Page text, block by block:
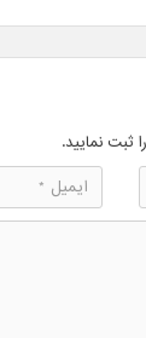
ثبت نمایید.